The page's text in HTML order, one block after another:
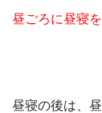
昼ごろに昼寝
昼寝の後は、昼